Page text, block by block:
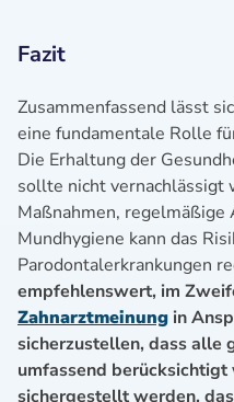
Fazit
Zusammenfassend lässt
eine fundamentale Rolle
Die Erhaltung der
sollte nicht vernachlässigt
Maßnahmen, regelmäßige
Mundhygiene kann das
Parodontalerkrankungen
empfehlenswert, im
Zahnarztmeinung in
sicherzustellen, dass alle
umfassend berücksichtigt
sichergestellt werden,